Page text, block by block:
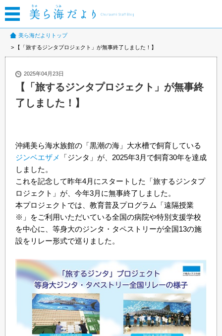
美ら海だよりトップ
【「旅するジンタプロジェクト」が無事終了しました！】
2025年04月23日
【「旅するジンタプロジェクト」が無事終
了しました！】
沖縄美ら海水族館の「黒潮の海」大水槽で飼育している
ジンベエザメ
「ジンタ」が、2025年3月で飼育30年を達成
しました。
これを記念して昨年4月にスタートした「旅するジンタプ
ロジェクト」が、今年3月に無事終了しました。
本プロジェクトでは、教育普及プログラム「遠隔授業
※」をご利用いただいている全国の病院や特別支援学校
を中心に、等身大のジンタ・タペストリーが全国13の施
設をリレー形式で巡りました。